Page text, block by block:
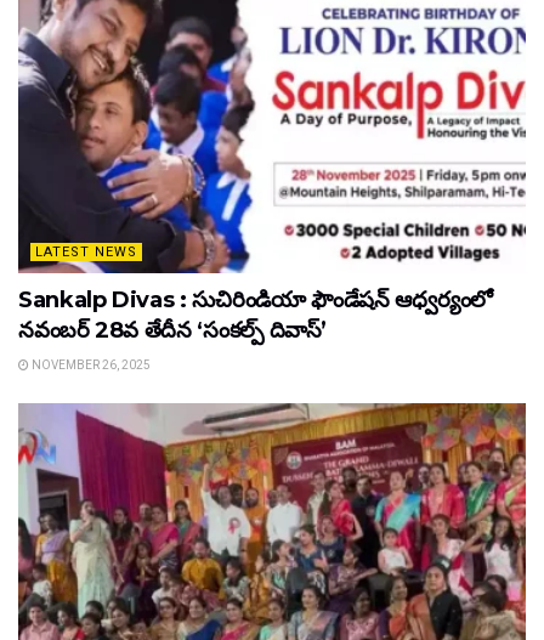
LATEST NEWS
Sankalp Divas : సుచిరిండియా ఫౌండేషన్ ఆధ్వర్యంలో
నవంబర్ 28వ తేదీన ‘సంకల్ప్ దివాస్’
NOVEMBER 26, 2025